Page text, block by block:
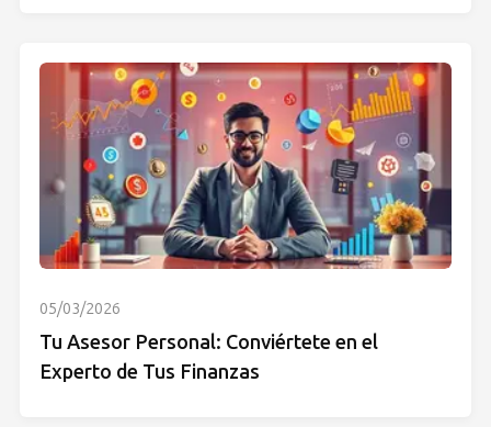
05/03/2026
Tu Asesor Personal: Conviértete en el
Experto de Tus Finanzas